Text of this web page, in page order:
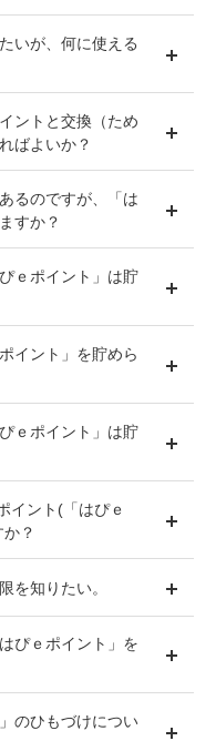
だくことができま
。
利用にあたって
への加入が必要と
の方は、当社と電
入いただけます。
別電灯、季時別
）、はぴｅタイ
ットソラレジ、は
ｅセット ストレ
ｅプラス、動力
、なっトクでんき
NEXT でんき
んき、ふるさとＥ
ン（eo割）、な
クプランL、なっ
い」を選択し、電
利用する「ご契約
用するポイント
使いいただけま
の会員登録（登
覧ください。
ープ会社のサービ
ポイントをためて
。
いが、何に使える
利用や、ポイント
なアイテムに交
ホームセキュリ
他、cocochiポイ
ントと交換（ため
ばよいか？
ビスのポイント
できます。
換して、ご利用い
るのですが、「は
すか？
はぴｅみる電」・
登録が必要になり
、 お問い合わせフ
ださい。
本会員名義が一致
る電」アカウント
ｅポイント」の合
。あらかじめご理
す。
ｅポイント」は貯
在ご使用中の家電
いただくことで、
ていただいており
より「はぴｅみる
ブ」会員規約・会
規約・会員規定
イント」を貯めら
ポイント」の進呈
ｅポイント」は貯
るお客さまは、
ただけます。
ｅポイントクラ
イント(「はぴｅ
？
されるまでには、
し込みいただいて
けいたします。
を知りたい。
して3年間有効で
毎月月末に順次失
ぴｅポイント」を
ット決済していた
のひもづけについ